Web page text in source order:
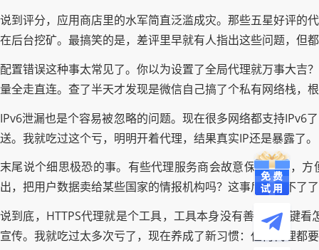
说到评分，应用商店里的水军简直泛滥成灾。那些五星好评的
在后台挖矿。最搞笑的是，差评里早就有人指出这些问题，但
配置错误这种事太常见了。你以为设置了全局代理就万事大吉
量全走直连。查了半天才发现是微信自己搞了个私有网络栈，
IPv6泄漏也是个容易被忽略的问题。现在很多网络都支持IPv6
送。我就吃过这个亏，明明开着代理，结果真实IP还是暴露了。
末尾说个细思极恐的事。有些代理服务商会故意保留后门，
出，把用户数据卖给某些国家的情报机构吗？这事后来就不了
说到底，HTTPS代理就是个工具，工具本身没有善恶，关键
宣传。我就吃过太多次亏了，现在养成了新习惯：任何代理都